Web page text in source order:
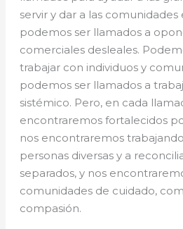
servir y dar a las
podemos ser llamados a
comerciales desleales.
trabajar con individuos y
podemos ser llamados a
sistémico. Pero, en cada
encontraremos fortalecidos
nos encontraremos
personas diversas y a
separados, y nos
comunidades de cuidado,
compasión.